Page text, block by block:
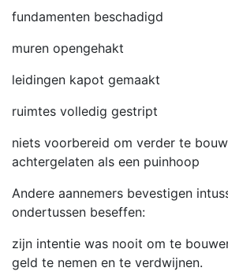
fundamenten beschadigd
muren opengehakt
leidingen kapot gemaakt
ruimtes volledig gestript
niets voorbereid om verder te
achtergelaten als een puinhoop
Andere aannemers bevestigen
ondertussen beseffen:
zijn intentie was nooit om te
geld te nemen en te verdwijnen.